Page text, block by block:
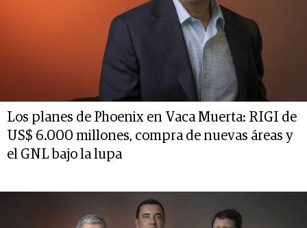
Los planes de Phoenix en Vaca Muerta: RIGI de
US$ 6.000 millones, compra de nuevas áreas y
el GNL bajo la lupa